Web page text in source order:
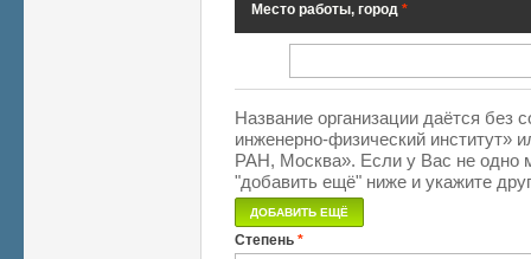
Место работы, город *
Название организации даётся без
инженерно-физический институт»
РАН, Москва». Если у Вас не одно
"добавить ещё" ниже и укажите
Степень *